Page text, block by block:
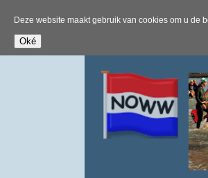
Deze website maakt gebruik van cookies om u de